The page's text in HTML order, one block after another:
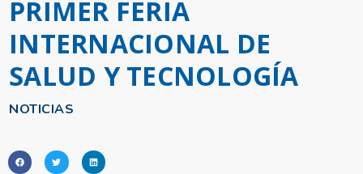
NOTICIAS
PRIMER FERIA
INTERNACIONAL DE
SALUD Y TECNOLOGÍA